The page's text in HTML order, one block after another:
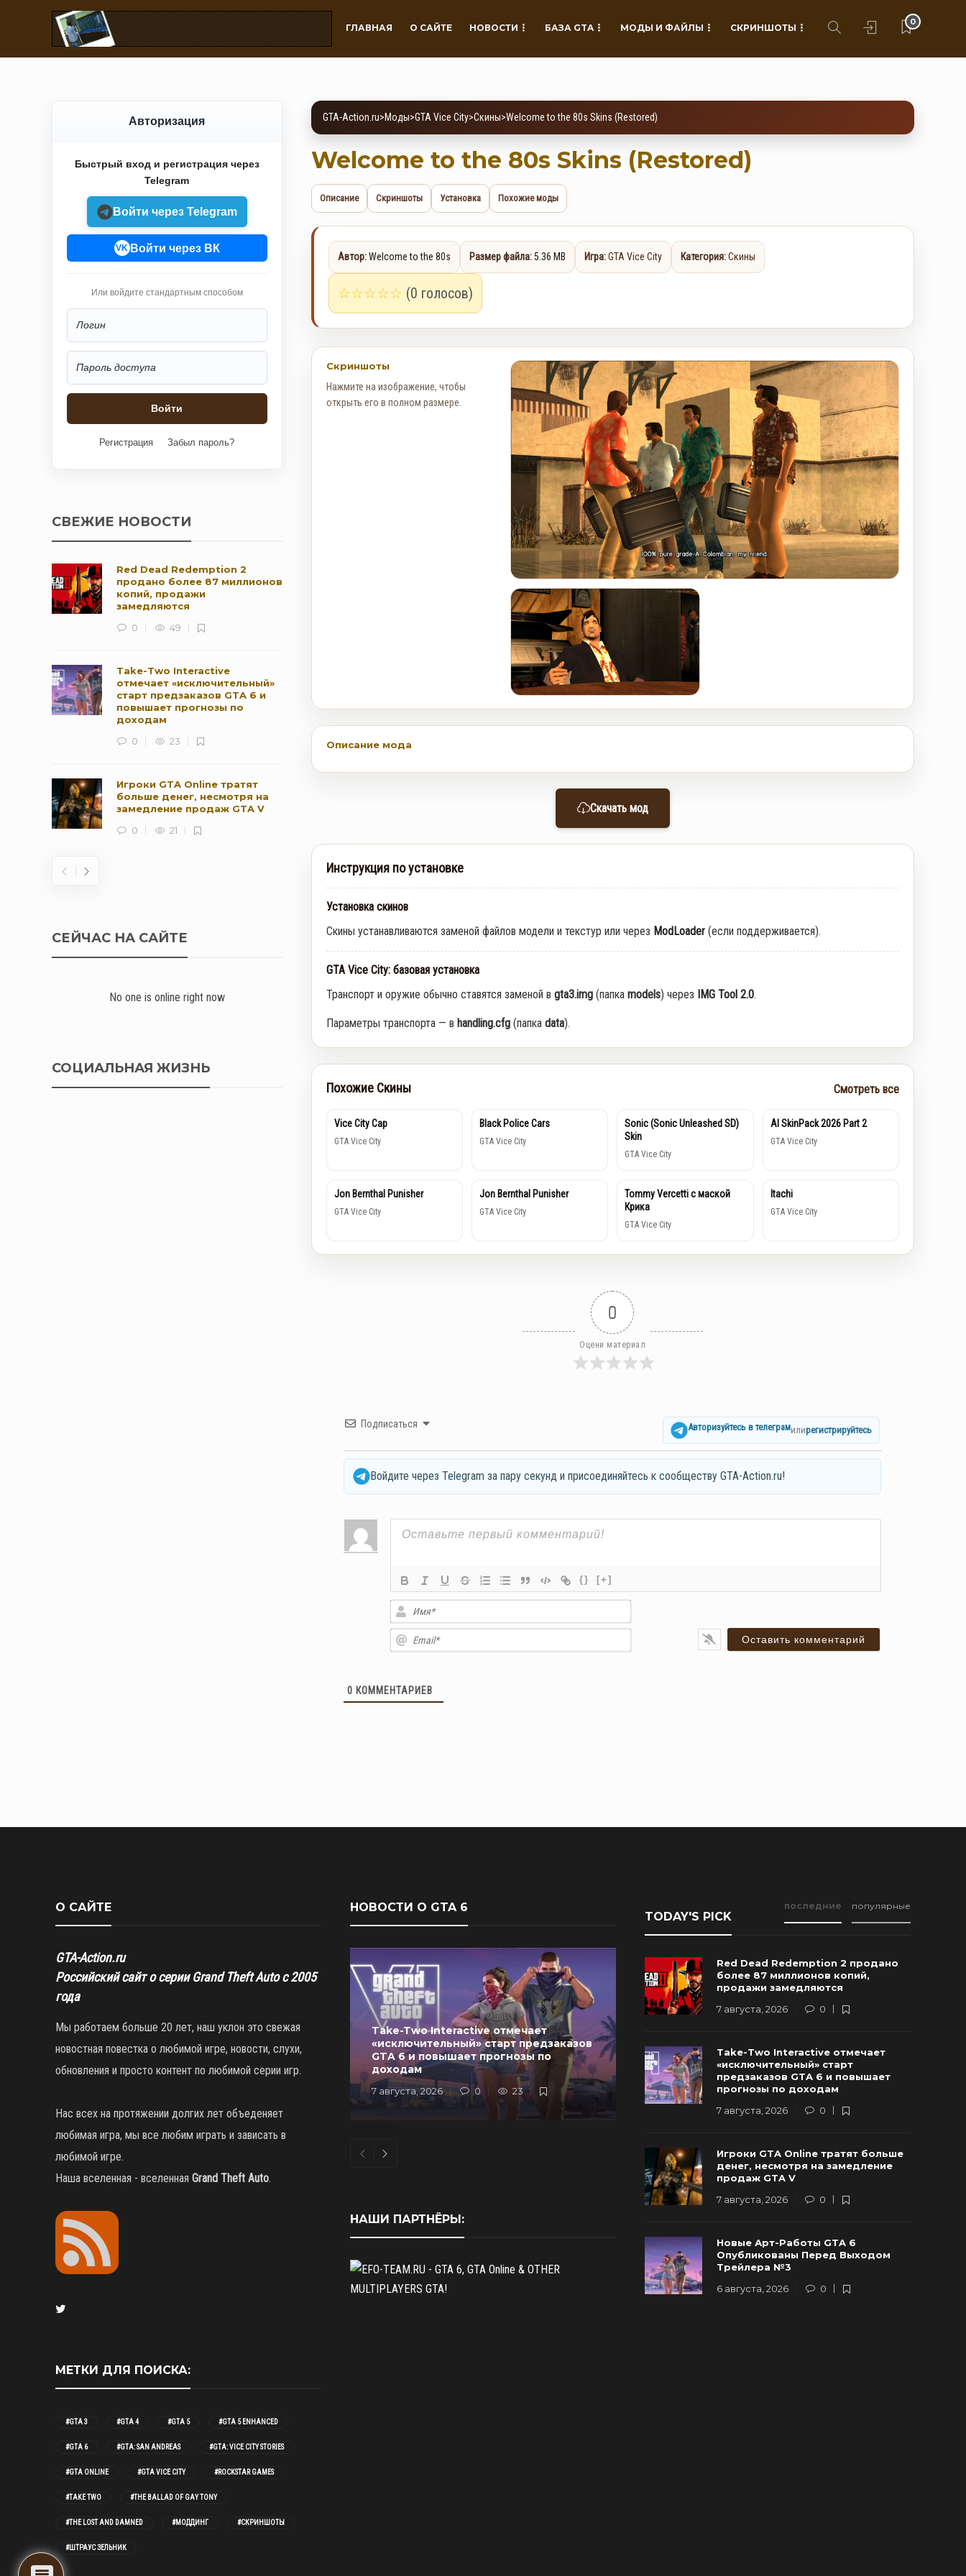
ГЛАВНАЯ О САЙТЕ НОВОСТИ БАЗА GTA МОДЫ И ФАЙЛЫ СКРИНШОТЫ
0
Авторизация
Быстрый вход и регистрация через
Telegram
Войти через Telegram
VK Войти через ВК
Или войдите стандартным способом
Регистрация Забыл пароль?
СВЕЖИЕ НОВОСТИ
Red Dead Redemption 2
продано более 87 миллионов
копий, продажи
замедляются
0
49
Take-Two Interactive
отмечает «исключительный»
старт предзаказов GTA 6 и
повышает прогнозы по
доходам
0
23
Игроки GTA Online тратят
больше денег, несмотря на
замедление продаж GTA V
0
21
Rockstar и Netflix представят
новый трейлер геймплея GTA
Недельное событие GTA
12 августа)
СЕЙЧАС НА САЙТЕ
No one is online right now
СОЦИАЛЬНАЯ ЖИЗНЬ
GTA-Action.ru>Моды>GTA Vice City>Скины>Welcome to the 80s Skins (Restored)
Welcome to the 80s Skins (Restored)
Описание Скриншоты Установка Похожие моды
Автор:Welcome to the 80s Размер файла:5.36 MB Игра:GTA Vice City Категория:Скины
☆☆☆☆☆ (0 голосов)
Скриншоты
Нажмите на изображение, чтобы
открыть его в полном размере.
Описание мода
Скачать мод
Инструкция по установке
Установка скинов
Скины устанавливаются заменой файлов модели и текстур или через ModLoader(если поддерживается).
GTA Vice City: базовая установка
Транспорт и оружие обычно ставятся заменой в gta3.img(папка models) через IMG Tool 2.0.
Параметры транспорта — в handling.cfg(папка data).
Похожие Скины Смотреть все
Vice City Cap
GTA Vice City
Black Police Cars
GTA Vice City
Sonic (Sonic Unleashed SD)
Skin
GTA Vice City
AI SkinPack 2026 Part 2
GTA Vice City
Jon Bernthal Punisher
GTA Vice City
Jon Bernthal Punisher
GTA Vice City
Tommy Vercetti с маской
Крика
GTA Vice City
Itachi
GTA Vice City
0
Оцени материал
Подписаться Авторизуйтесь в телеграмилирегистрируйтесь
Войдите через Telegram за пару секунд и присоединяйтесь к сообществу GTA-Action.ru!
{} [+]
Имя*
Email*
0 КОММЕНТАРИЕВ
О САЙТЕ
GTA-Action.ru
Российский сайт о серии Grand Theft Auto с 2005
года
Мы работаем больше 20 лет, наш уклон это свежая
новостная повестка о любимой игре, новости, слухи,
обновления и просто контент по любимой серии игр.
Нас всех на протяжении долгих лет объеденяет
любимая игра, мы все любим играть и зависать в
любимой игре.
Наша вселенная - вселенная Grand Theft Auto.
МЕТКИ ДЛЯ ПОИСКА:
#GTA 3 #GTA 4 #GTA 5 #GTA 5 ENHANCED
#GTA 6 #GTA: SAN ANDREAS #GTA: VICE CITY STORIES
#GTA ONLINE #GTA VICE CITY #ROCKSTAR GAMES
#TAKE TWO #THE BALLAD OF GAY TONY
#THE LOST AND DAMNED #МОДДИНГ #СКРИНШОТЫ
#ШТРАУС ЗЕЛЬНИК
НОВОСТИ О GTA 6
Take-Two Interactive отмечает
«исключительный» старт предзаказов
GTA 6 и повышает прогнозы по
доходам
7 августа, 2026 0 23
Новые Арт-Работы GTA 6
Опубликованы Перед Выходом
Трейлера №3
6 августа, 2026 0 90
НАШИ ПАРТНЁРЫ:
TODAY'S PICK
последние популярные
Red Dead Redemption 2 продано
более 87 миллионов копий,
продажи замедляются
7 августа, 2026
0
Take-Two Interactive отмечает
«исключительный» старт
предзаказов GTA 6 и повышает
прогнозы по доходам
7 августа, 2026
0
Игроки GTA Online тратят больше
денег, несмотря на замедление
продаж GTA V
7 августа, 2026
0
Новые Арт-Работы GTA 6
Опубликованы Перед Выходом
Трейлера №3
6 августа, 2026
0